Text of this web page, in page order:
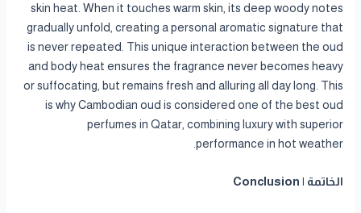
skin heat. When it touches warm skin, its deep woody notes
gradually unfold, creating a personal aromatic signature that
is never repeated. This unique interaction between the oud
and body heat ensures the fragrance never becomes heavy
or suffocating, but remains fresh and alluring all day long. This
is why Cambodian oud is considered one of the best oud
perfumes in Qatar, combining luxury with superior
performance in hot weather.
الخاتمة | Conclusion